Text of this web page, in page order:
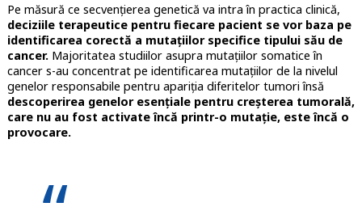
Pe măsură ce secvențierea genetică va intra în practica clinică,
deciziile terapeutice pentru fiecare pacient se vor baza pe
identificarea corectă a mutațiilor specifice tipului său de
cancer.Majoritatea studiilor asupra mutațiilor somatice în
cancer s-au concentrat pe identificarea mutațiilor de la nivelul
genelor responsabile pentru apariția diferitelor tumori însă
descoperirea genelor esențiale pentru creșterea tumorală,
care nu au fost activate încă printr-o mutație, este încă o
provocare.